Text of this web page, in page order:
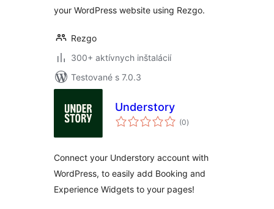
your WordPress website using Rezgo.
Rezgo
300+ aktívnych inštalácií
Testované s 7.0.3
Understory
(0celkové
hodnotenie
)
Connect your Understory account with
WordPress, to easily add Booking and
Experience Widgets to your pages!